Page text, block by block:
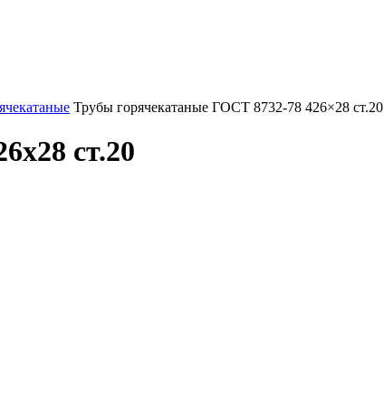
Трубы горячекатаные ГОСТ 8732-78 426×28 ст.20
ст.20